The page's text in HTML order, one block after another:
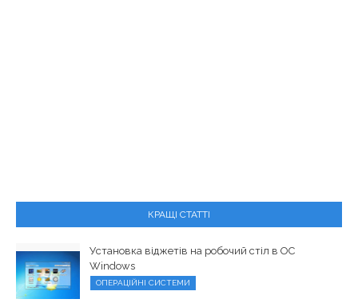
КРАЩІ СТАТТІ
Установка віджетів на робочий стіл в ОС
Windows
ОПЕРАЦІЙНІ СИСТЕМИ